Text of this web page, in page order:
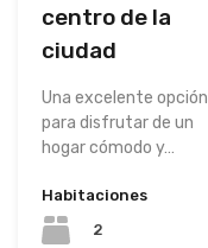
centro de la
ciudad
Una excelente opción
para disfrutar de un
hogar cómodo y…
Habitaciones
2